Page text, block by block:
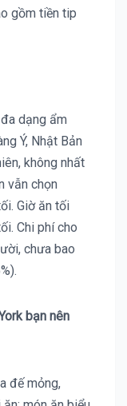
gồm tiền tip
dạng ẩm
Ý, Nhật Bản
không nhất
vẫn chọn
Giờ ăn tối
Chi phí cho
chưa bao
bạn nên
đế mỏng,